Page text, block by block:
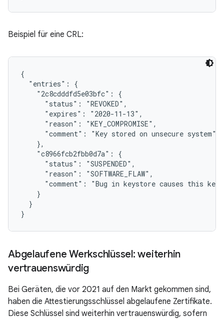
Beispiel für eine CRL:
{
  "entries": {
    "2c8cdddfd5e03bfc": {
      "status": "REVOKED",
      "expires": "2020-11-13",
      "reason": "KEY_COMPROMISE",
      "comment": "Key stored on unsecure system"
    },
    "c8966fcb2fbb0d7a": {
      "status": "SUSPENDED",
      "reason": "SOFTWARE_FLAW",
"comment": "Bug in keystore causes this key
    }
  }
Abgelaufene Werkschlüssel: weiterhin
vertrauenswürdig
Bei Geräten, die vor 2021 auf den Markt gekommen sind,
haben die Attestierungsschlüssel abgelaufene Zertifikate.
Diese Schlüssel sind weiterhin vertrauenswürdig, sofern